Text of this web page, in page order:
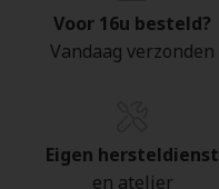
Voor 16u besteld?
Vandaag verzonden
Eigen hersteldienst
en atelier